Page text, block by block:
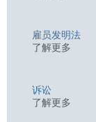
雇员发明法
了解更多
诉讼
了解更多